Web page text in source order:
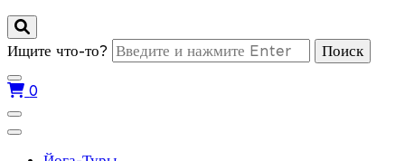
Ищите что-то?
0